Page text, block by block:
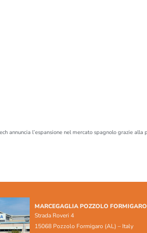
annuncia l’espansione nel mercato spagnolo grazie alla
MARCEGAGLIA POZZOLO FORMIGARO
Strada Roveri 4
15068 Pozzolo Formigaro (AL) – Italy